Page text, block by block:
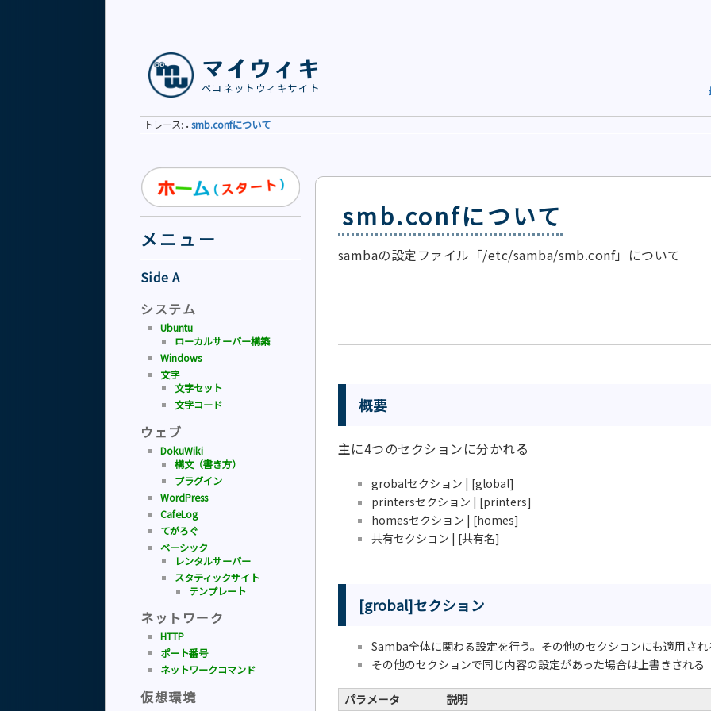
マイウィキ
ペコネットウィキサイト
トレース: • smb.confについて
メニュー
Side A
システム
Ubuntu
ローカルサーバー構築
Windows
文字
文字セット
文字コード
ウェブ
DokuWiki
構文（書き方）
プラグイン
WordPress
CafeLog
てがろぐ
ベーシック
レンタルサーバー
スタティックサイト
テンプレート
ネットワーク
HTTP
ポート番号
ネットワークコマンド
仮想環境
smb.confについて
sambaの設定ファイル「/etc/samba/smb.conf」について
概要
主に4つのセクションに分かれる
grobalセクション | [global]
printersセクション | [printers]
homesセクション | [homes]
共有セクション | [共有名]
[grobal]セクション
Samba全体に関わる設定を行う。その他のセクションにも適用され
その他のセクションで同じ内容の設定があった場合は上書きされる
パラメータ 説明